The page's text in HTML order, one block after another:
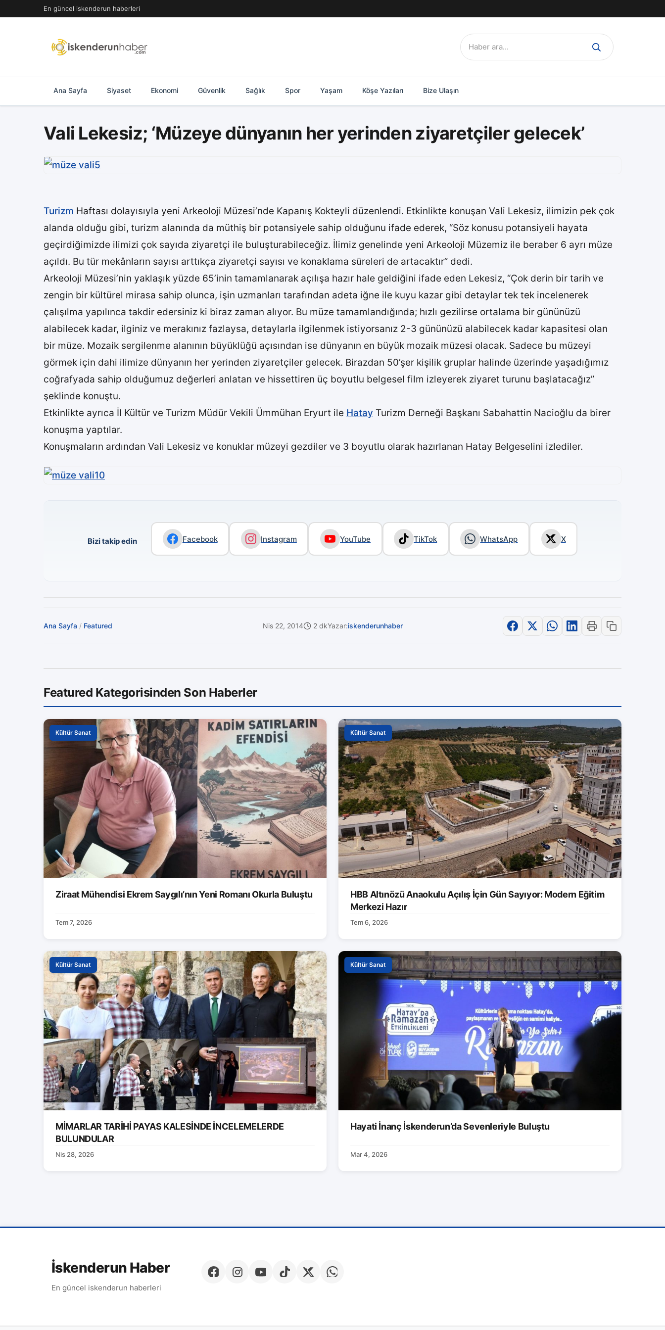
geç
En güncel iskenderun haberleri
Ara:
Ana Sayfa Siyaset Ekonomi Güvenlik Sağlık Spor Yaşam Köşe Yazıları Bize Ulaşın
Vali Lekesiz; ‘Müzeye dünyanın her yerinden ziyaretçiler gelecek’
Turizm Haftası dolayısıyla yeni Arkeoloji Müzesi’nde Kapanış Kokteyli düzenlendi. Etkinlikte konuşan Vali Lekesiz, ilimizin pek çok
alanda olduğu gibi, turizm alanında da müthiş bir potansiyele sahip olduğunu ifade ederek, “Söz konusu potansiyeli hayata
geçirdiğimizde ilimizi çok sayıda ziyaretçi ile buluşturabileceğiz. İlimiz genelinde yeni Arkeoloji Müzemiz ile beraber 6 ayrı müze
açıldı. Bu tür mekânların sayısı arttıkça ziyaretçi sayısı ve konaklama süreleri de artacaktır” dedi.
Arkeoloji Müzesi’nin yaklaşık yüzde 65’inin tamamlanarak açılışa hazır hale geldiğini ifade eden Lekesiz, “Çok derin bir tarih ve
zengin bir kültürel mirasa sahip olunca, işin uzmanları tarafından adeta iğne ile kuyu kazar gibi detaylar tek tek incelenerek
çalışılma yapılınca takdir edersiniz ki biraz zaman alıyor. Bu müze tamamlandığında; hızlı gezilirse ortalama bir gününüzü
alabilecek kadar, ilginiz ve merakınız fazlaysa, detaylarla ilgilenmek istiyorsanız 2-3 gününüzü alabilecek kadar kapasitesi olan
bir müze. Mozaik sergilenme alanının büyüklüğü açısından ise dünyanın en büyük mozaik müzesi olacak. Sadece bu müzeyi
görmek için dahi ilimize dünyanın her yerinden ziyaretçiler gelecek. Birazdan 50’şer kişilik gruplar halinde üzerinde yaşadığımız
coğrafyada sahip olduğumuz değerleri anlatan ve hissettiren üç boyutlu belgesel film izleyerek ziyaret turunu başlatacağız”
şeklinde konuştu.
Etkinlikte ayrıca İl Kültür ve Turizm Müdür Vekili Ümmühan Eryurt ile Hatay Turizm Derneği Başkanı Sabahattin Nacioğlu da birer
konuşma yaptılar.
Konuşmaların ardından Vali Lekesiz ve konuklar müzeyi gezdiler ve 3 boyutlu olarak hazırlanan Hatay Belgeselini izlediler.
Bizi takip edin Facebook Instagram YouTube TikTok WhatsApp X
Ana Sayfa / Featured Nis 22, 2014 2 dkYazar:iskenderunhaber
Featured Kategorisinden Son Haberler
Kültür Sanat
Ziraat Mühendisi Ekrem Saygılı’nın Yeni Romanı Okurla Buluştu
Tem 7, 2026
Kültür Sanat
HBB Altınözü Anaokulu Açılış İçin Gün Sayıyor: Modern Eğitim
Merkezi Hazır
Tem 6, 2026
Kültür Sanat
MİMARLAR TARİHİ PAYAS KALESİNDE İNCELEMELERDE
BULUNDULAR
Nis 28, 2026
Kültür Sanat
Hayati İnanç İskenderun’da Sevenleriyle Buluştu
Mar 4, 2026
İskenderun Haber
En güncel iskenderun haberleri